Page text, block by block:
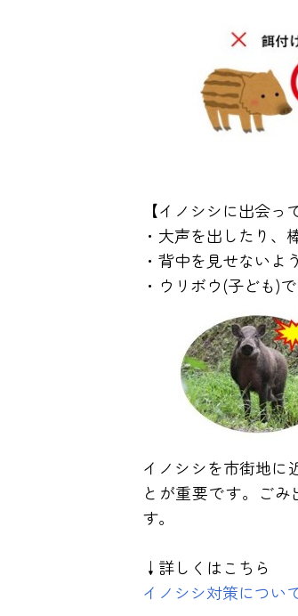
【イノシシに出会っ
・大声を出したり
・背中を見せないよ
・ウリボウ(子ども)
イノシシを市街地に
とが重要です。ご
す。
↓詳しくはこちら
イノシシ対策につい